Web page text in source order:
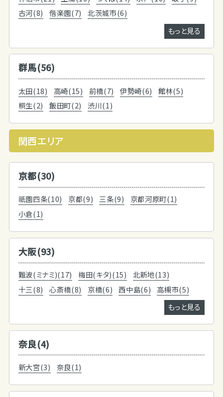
古河(8)
偕楽園(7)
北茨城市(6)
もっと見る
群馬(56)
太田(18) 高崎(15) 前橋(7) 伊勢崎(6)
館林(5)
桐生(2)
飯田町(2) 渋川(1)
関西エリア
京都(30)
祇園四条(10) 京都(9) 三条(9)
京都河原町(1)
小倉(1)
大阪(93)
難波(ミナミ)(17) 梅田(キタ)(15)
北新地(13)
十三(8)
心斎橋(8) 京橋(6) 西中島(6)
高槻市(5)
もっと見る
奈良(4)
新大宮(3) 奈良(1)